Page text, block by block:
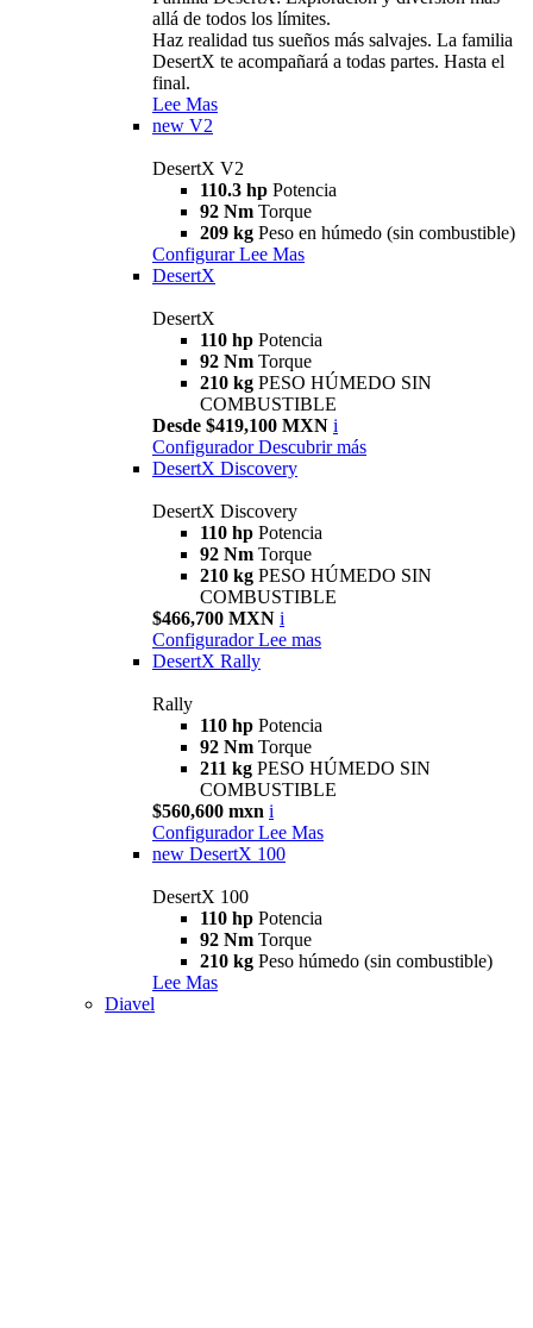
allá de todos los límites.
Haz realidad tus sueños más salvajes. La familia
DesertX te acompañará a todas partes. Hasta el
final.
Lee Mas
new V2
DesertX V2
110.3 hp Potencia
92 Nm Torque
209 kg Peso en húmedo (sin combustible)
Configurar Lee Mas
DesertX
DesertX
110 hp Potencia
92 Nm Torque
210 kg PESO HÚMEDO SIN
COMBUSTIBLE
Desde $419,100 MXN i
Configurador Descubrir más
DesertX Discovery
DesertX Discovery
110 hp Potencia
92 Nm Torque
210 kg PESO HÚMEDO SIN
COMBUSTIBLE
$466,700 MXN i
Configurador Lee mas
DesertX Rally
Rally
110 hp Potencia
92 Nm Torque
211 kg PESO HÚMEDO SIN
COMBUSTIBLE
$560,600 mxn i
Configurador Lee Mas
new DesertX 100
DesertX 100
110 hp Potencia
92 Nm Torque
210 kg Peso húmedo (sin combustible)
Lee Mas
Diavel